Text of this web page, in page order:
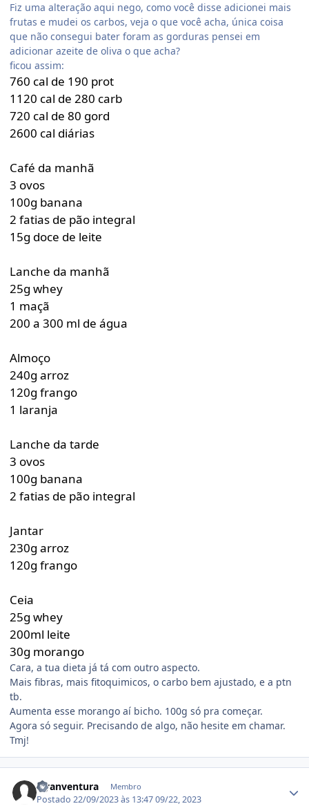
Fiz uma alteração aqui nego, como você disse adicionei mais
frutas e mudei os carbos, veja o que você acha, única coisa
que não consegui bater foram as gorduras pensei em
adicionar azeite de oliva o que acha?
ficou assim:
760 cal de 190 prot
1120 cal de 280 carb
720 cal de 80 gord
2600 cal diárias
Café da manhã
3 ovos
100g banana
2 fatias de pão integral
15g doce de leite
Lanche da manhã
25g whey
1 maçã
200 a 300 ml de água
Almoço
240g arroz
120g frango
1 laranja
Lanche da tarde
3 ovos
100g banana
2 fatias de pão integral
Jantar
230g arroz
120g frango
Ceia
25g whey
200ml leite
30g morango
Cara, a tua dieta já tá com outro aspecto.
Mais fibras, mais fitoquimicos, o carbo bem ajustado, e a ptn
tb.
Aumenta esse morango aí bicho. 100g só pra começar.
Agora só seguir. Precisando de algo, não hesite em chamar.
Tmj!
Hyanventura Membro
Postado22/09/2023 às 13:4709/22, 2023